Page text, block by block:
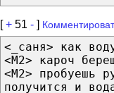
[+ 51 - ]
<_саня> как
<M2> кароч
<M2> пробуешь
получится и